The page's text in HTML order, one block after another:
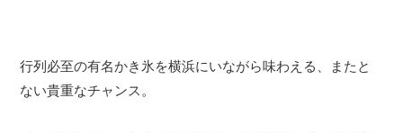
行列必至の有名かき氷を横浜にいながら味わえる、またと
ない貴重なチャンス。